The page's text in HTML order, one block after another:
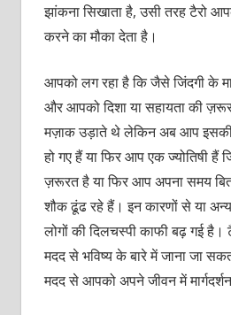
झांकना सिखाता है, उसी तरह टैरो
करने का मौका देता है।
आपको लग रहा है कि जैसे जिंदगी के
और आपको दिशा या सहायता की
मज़ाक उड़ाते थे लेकिन अब आप इसकी
हो गए हैं या फिर आप एक ज्‍योतिषी हैं
ज़रूरत है या फिर आप अपना समय
शौक ढूंढ रहे हैं। इन कारणों से या
लोगों की दिलचस्‍पी काफी बढ़ गई
मदद से भविष्य के बारे में जाना जा
मदद से आपको अपने जीवन में